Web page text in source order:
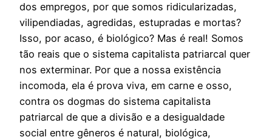
dos empregos, por que somos ridicularizadas,
vilipendiadas, agredidas, estupradas e mortas?
Isso, por acaso, é biológico? Mas é real! Somos
tão reais que o sistema capitalista patriarcal quer
nos exterminar. Por que a nossa existência
incomoda, ela é prova viva, em carne e osso,
contra os dogmas do sistema capitalista
patriarcal de que a divisão e a desigualdade
social entre gêneros é natural, biológica,